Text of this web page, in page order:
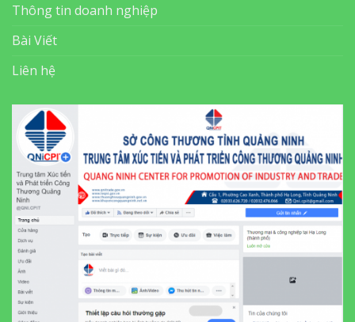
Thông tin doanh nghiệp
Bài Viết
Liên hệ